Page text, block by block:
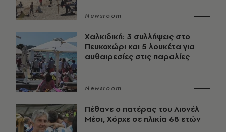
Newsroom
Χαλκιδική: 3 συλλήψεις στο
Πευκοχώρι και 5 λουκέτα για
αυθαιρεσίες στις παραλίες
Newsroom
Πέθανε ο πατέρας του Λιονέλ
Μέσι, Χόρχε σε ηλικία 68 ετών